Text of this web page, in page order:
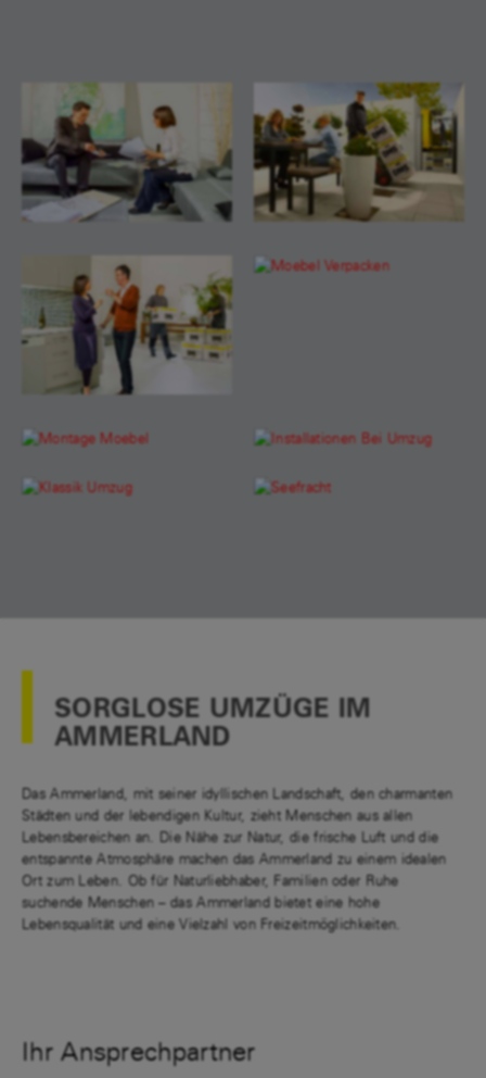
SORGLOSE UMZÜGE IM
AMMERLAND
Das Ammerland, mit seiner idyllischen Landschaft, den charmanten
Städten und der lebendigen Kultur, zieht Menschen aus allen
Lebensbereichen an. Die Nähe zur Natur, die frische Luft und die
entspannte Atmosphäre machen das Ammerland zu einem idealen
Ort zum Leben. Ob für Naturliebhaber, Familien oder Ruhe
suchende Menschen – das Ammerland bietet eine hohe
Lebensqualität und eine Vielzahl von Freizeitmöglichkeiten.
Ihr Ansprechpartner